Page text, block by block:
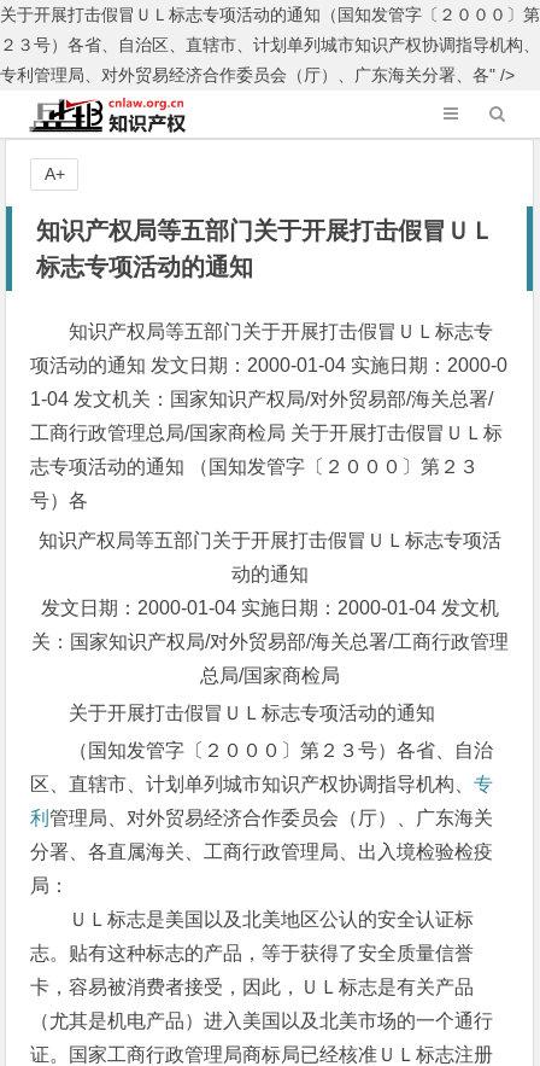
关于开展打击假冒ＵＬ标志专项活动的通知（国知发管字〔２０００〕第
２３号）各省、自治区、直辖市、计划单列城市知识产权协调指导机构、
专利管理局、对外贸易经济合作委员会（厅）、广东海关分署、各" />
知识产权局等五部门关于开展打击假冒ＵＬ
标志专项活动的通知
知识产权局等五部门关于开展打击假冒ＵＬ标志专
项活动的通知 发文日期：2000-01-04 实施日期：2000-0
1-04 发文机关：国家知识产权局/对外贸易部/海关总署/
工商行政管理总局/国家商检局 关于开展打击假冒ＵＬ标
志专项活动的通知 （国知发管字〔２０００〕第２３
号）各
知识产权局等五部门关于开展打击假冒ＵＬ标志专项活
动的通知
发文日期：2000-01-04 实施日期：2000-01-04 发文机
关：国家知识产权局/对外贸易部/海关总署/工商行政管理
总局/国家商检局
关于开展打击假冒ＵＬ标志专项活动的通知
（国知发管字〔２０００〕第２３号）各省、自治
区、直辖市、计划单列城市知识产权协调指导机构、专
利管理局、对外贸易经济合作委员会（厅）、广东海关
分署、各直属海关、工商行政管理局、出入境检验检疫
局：
ＵＬ标志是美国以及北美地区公认的安全认证标
志。贴有这种标志的产品，等于获得了安全质量信誉
卡，容易被消费者接受，因此，ＵＬ标志是有关产品
（尤其是机电产品）进入美国以及北美市场的一个通行
证。国家工商行政管理局商标局已经核准ＵＬ标志注册
A+